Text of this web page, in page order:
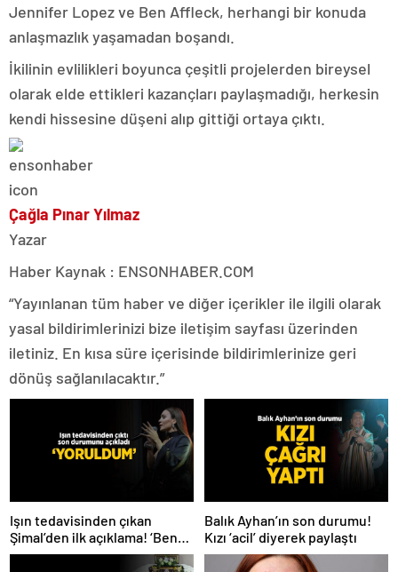
Jennifer Lopez ve Ben Affleck, herhangi bir konuda
anlaşmazlık yaşamadan boşandı.
İkilinin evlilikleri boyunca çeşitli projelerden bireysel
olarak elde ettikleri kazançları paylaşmadığı, herkesin
kendi hissesine düşeni alıp gittiği ortaya çıktı.
Çağla Pınar Yılmaz
Yazar
Haber Kaynak : ENSONHABER.COM
“Yayınlanan tüm haber ve diğer içerikler ile ilgili olarak
yasal bildirimlerinizi bize iletişim sayfası üzerinden
iletiniz. En kısa süre içerisinde bildirimlerinize geri
dönüş sağlanılacaktır.”
Işın tedavisinden çıkan
Şimal’den ilk açıklama! ‘Ben
çok yoruldum’
Balık Ayhan’ın son durumu!
Kızı ‘acil’ diyerek paylaştı